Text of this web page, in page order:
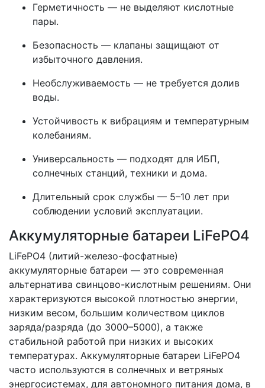
Герметичность — не выделяют кислотные
пары.
Безопасность — клапаны защищают от
избыточного давления.
Необслуживаемость — не требуется долив
воды.
Устойчивость к вибрациям и температурным
колебаниям.
Универсальность — подходят для ИБП,
солнечных станций, техники и дома.
Длительный срок службы — 5–10 лет при
соблюдении условий эксплуатации.
Аккумуляторные батареи LiFePO4
LiFePO4 (литий-железо-фосфатные)
аккумуляторные батареи — это современная
альтернатива свинцово-кислотным решениям. Они
характеризуются высокой плотностью энергии,
низким весом, большим количеством циклов
заряда/разряда (до 3000–5000), а также
стабильной работой при низких и высоких
температурах. Аккумуляторные батареи LiFePO4
часто используются в солнечных и ветряных
энергосистемах, для автономного питания дома, в